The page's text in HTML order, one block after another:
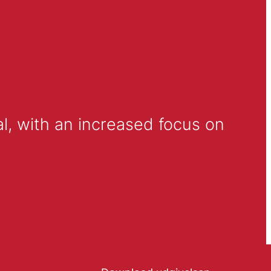
with an increased focus on